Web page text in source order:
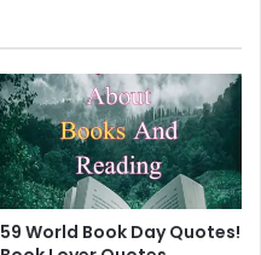
59 World Book Day Quotes!